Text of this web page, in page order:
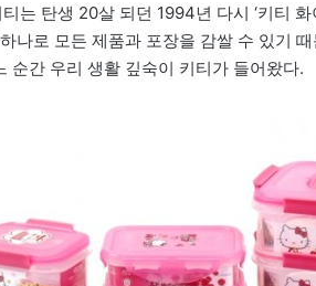
는 탄생 20살 되던 1994년 다시 ‘키티
나로 모든 제품과 포장을 감쌀 수 있기
순간 우리 생활 깊숙이 키티가 들어왔다.